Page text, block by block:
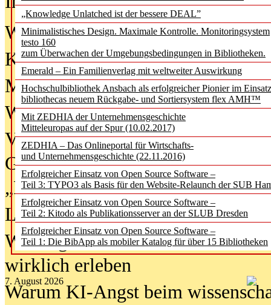
„Knowledge Unlatched ist der bessere DEAL”
Minimalistisches Design. Maximale Kontrolle. Monitoringsystem
testo 160
zum Überwachen der Umgebungsbedingungen in Bibliotheken.
Emerald – Ein Familienverlag mit weltweiter Auswirkung
Hochschulbibliothek Ansbach als erfolgreicher Pionier im
bibliothecas neuem Rückgabe- und Sortiersystem flex AMH™
Mit ZEDHIA der Unternehmensgeschichte
Mitteleuropas auf der Spur (10.02.2017)
ZEDHIA – Das Onlineportal für Wirtschafts-
und Unternehmensgeschichte (22.11.2016)
Erfolgreicher Einsatz von Open Source Software –
Teil 3: TYPO3 als Basis für den Website-Relaunch der SUB
Erfolgreicher Einsatz von Open Source Software –
Teil 2: Kitodo als Publikationsserver an der SLUB Dresden
Erfolgreicher Einsatz von Open Source Software –
Teil 1: Die BibApp als mobiler Katalog für über 15 Bibliotheken
7. August 2026
Was Hochschul­bibliotheken von
Kinder in der digitalen Welt
Metadaten als Infrastruktur
Wenn Bots katalogisieren
Von Abschlusskleidern bis
Geisterjagd-Ausrüstung in der
„Library of Things“ unterwegs
Lesen als Infrastrukturaufgabe
Wie Jugendliche Social Media
wirklich erleben
Warum KI-Angst beim